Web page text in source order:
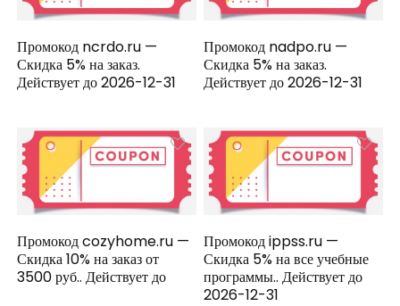
Промокод ncrdo.ru —
Скидка 5% на заказ.
Действует до 2026-12-31
Промокод nadpo.ru —
Скидка 5% на заказ.
Действует до 2026-12-31
Промокод cozyhome.ru —
Скидка 10% на заказ от
3500 руб.. Действует до
Промокод ippss.ru —
Скидка 5% на все учебные
программы.. Действует до
2026-12-31